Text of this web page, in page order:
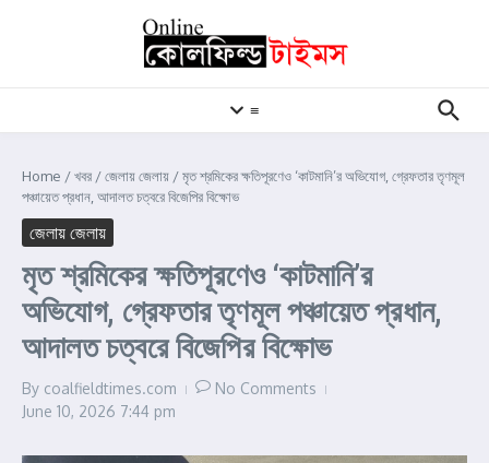
≡
Home /খবর /জেলায় জেলায় /মৃত শ্রমিকের ক্ষতিপূরণেও ‘কাটমানি’র অভিযোগ, গ্রেফতার তৃণমূল
পঞ্চায়েত প্রধান, আদালত চত্বরে বিজেপির বিক্ষোভ
জেলায় জেলায়
মৃত শ্রমিকের ক্ষতিপূরণেও ‘কাটমানি’র
অভিযোগ, গ্রেফতার তৃণমূল পঞ্চায়েত প্রধান,
আদালত চত্বরে বিজেপির বিক্ষোভ
By coalfieldtimes.com
No Comments
June 10, 2026 7:44 pm